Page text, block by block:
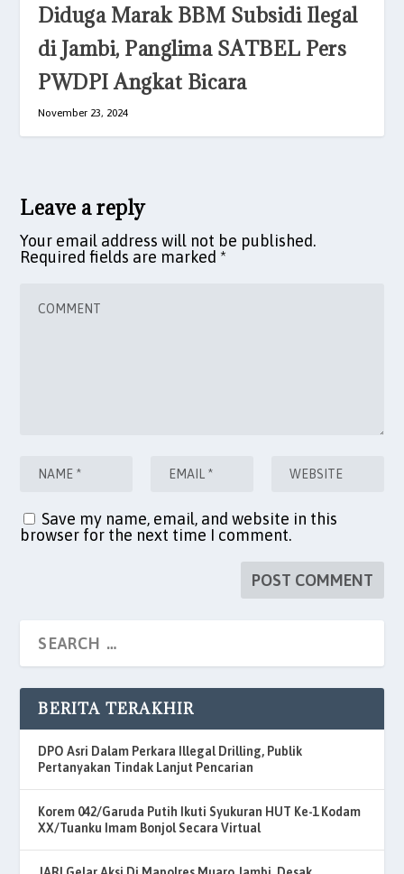
Diduga Marak BBM Subsidi Ilegal
di Jambi, Panglima SATBEL Pers
PWDPI Angkat Bicara
November 23, 2024
Leave a reply
Your email address will not be published.
Required fields are marked *
Save my name, email, and website in this
browser for the next time I comment.
BERITA TERAKHIR
DPO Asri Dalam Perkara Illegal Drilling, Publik
Pertanyakan Tindak Lanjut Pencarian
Korem 042/Garuda Putih Ikuti Syukuran HUT Ke-1 Kodam
XX/Tuanku Imam Bonjol Secara Virtual